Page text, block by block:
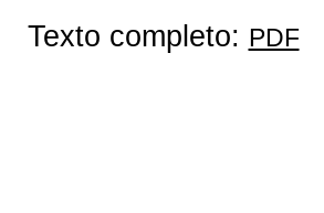
Texto completo: PDF